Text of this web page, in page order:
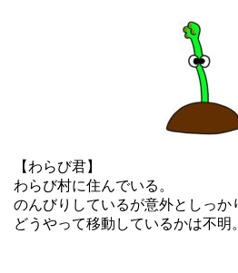
【わらび君】
わらび村に住んでいる。
のんびりしているが意外としっか
どうやって移動しているかは不明。